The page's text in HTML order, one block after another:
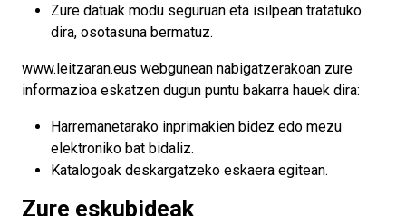
Zure datuak modu seguruan eta isilpean tratatuko
dira, osotasuna bermatuz.
www.leitzaran.eus webgunean nabigatzerakoan zure
informazioa eskatzen dugun puntu bakarra hauek dira:
Harremanetarako inprimakien bidez edo mezu
elektroniko bat bidaliz.
Katalogoak deskargatzeko eskaera egitean.
Zure eskubideak